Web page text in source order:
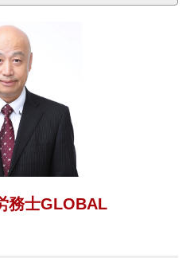
務士GLOBAL